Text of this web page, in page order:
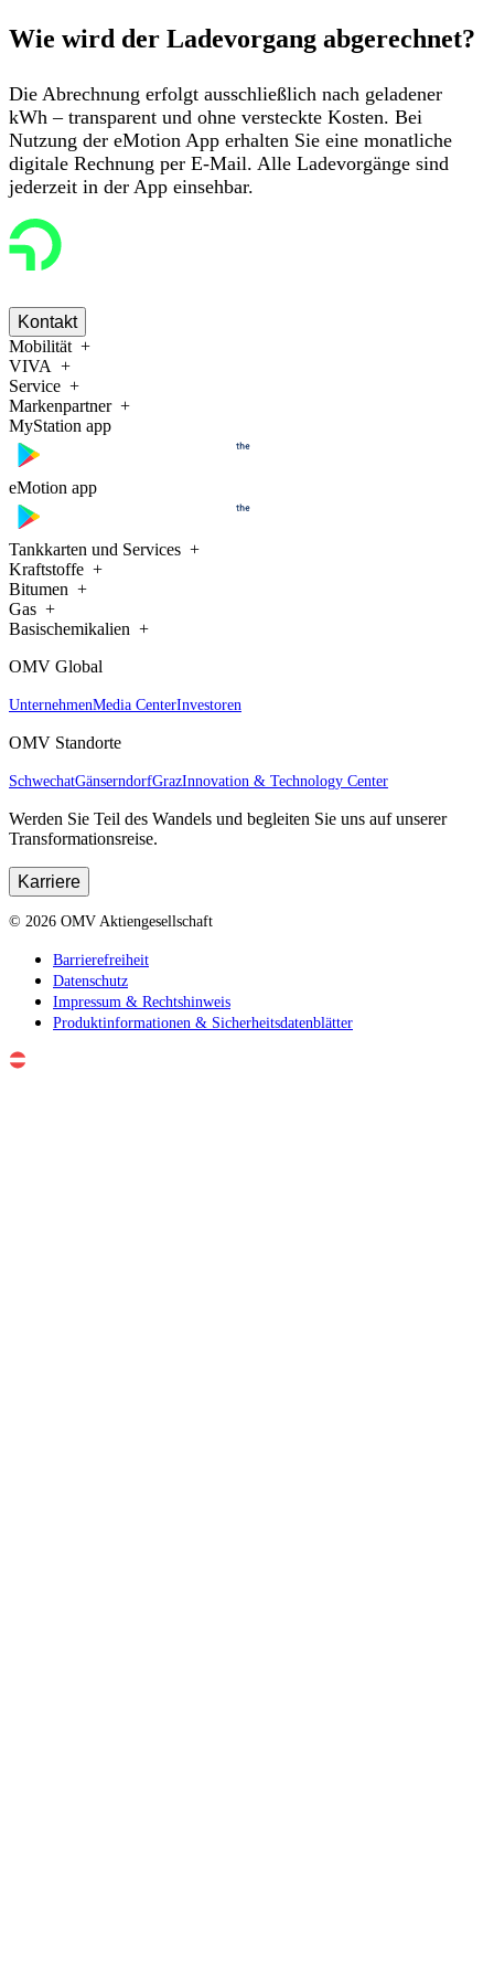
Wie wird der Ladevorgang abgerechnet?
Die Abrechnung erfolgt ausschließlich nach geladener
kWh– transparent und ohne versteckte Kosten. Bei
Nutzung der eMotion App erhalten Sie eine monatliche
digitale Rechnung per E-Mail. Alle Ladevorgänge sind
jederzeit in der App einsehbar.
Kontakt
Mobilität
VIVA
Service
Markenpartner
MyStation app
eMotion app
Tankkarten und Services
Kraftstoffe
Bitumen
Gas
Basischemikalien
OMV Global
UnternehmenMedia CenterInvestoren
OMV Standorte
SchwechatGänserndorfGrazInnovation & Technology Center
Werden Sie Teil des Wandels und begleiten Sie uns auf unserer
Transformationsreise.
Karriere
© 2026 OMV Aktiengesellschaft
Barrierefreiheit
Datenschutz
Impressum & Rechtshinweis
Produktinformationen & Sicherheitsdatenblätter